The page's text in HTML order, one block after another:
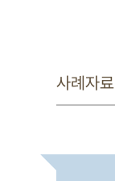
사례자료